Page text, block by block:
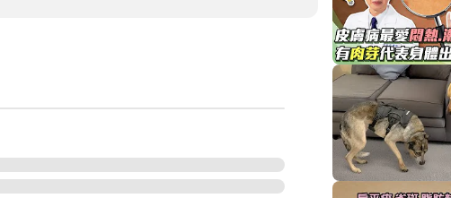
17
18
19